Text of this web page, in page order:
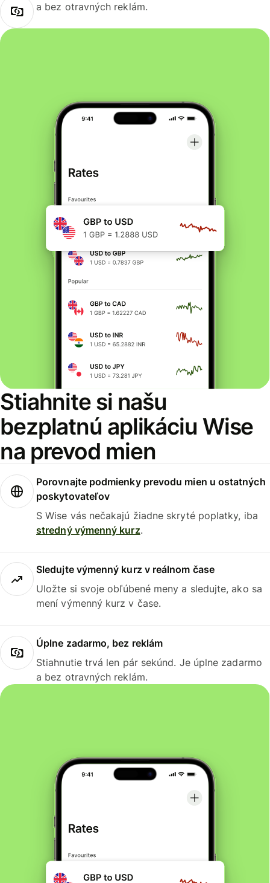
a bez otravných reklám.
Stiahnite si našu
bezplatnú aplikáciu Wise
na prevod mien
Porovnajte podmienky prevodu mien u ostatných
poskytovateľov
S Wise vás nečakajú žiadne skryté poplatky, iba
stredný výmenný kurz.
Sledujte výmenný kurz v reálnom čase
Uložte si svoje obľúbené meny a sledujte, ako sa
mení výmenný kurz v čase.
Úplne zadarmo, bez reklám
Stiahnutie trvá len pár sekúnd. Je úplne zadarmo
a bez otravných reklám.